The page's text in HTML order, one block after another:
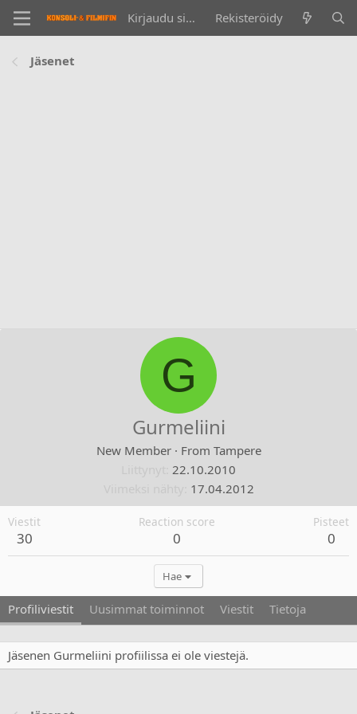
Kirjaudu sisään Rekisteröidy
Jäsenet
G
Gurmeliini
New Member · From Tampere
22.10.2010
17.04.2012
Viestit
30
Reaction score
0
Pisteet
0
Hae
Profiliviestit Uusimmat toiminnot Viestit Tietoja
Jäsenen Gurmeliini profiilissa ei ole viestejä.